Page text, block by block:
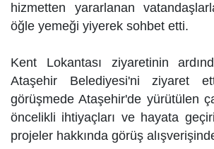
hizmetten yararlanan
öğle yemeği yiyerek sohbet etti.
Kent Lokantası ziyaretinin
Ataşehir Belediyesi'ni ziyaret
görüşmede Ataşehir'de yürütülen
öncelikli ihtiyaçları ve hayata
projeler hakkında görüş